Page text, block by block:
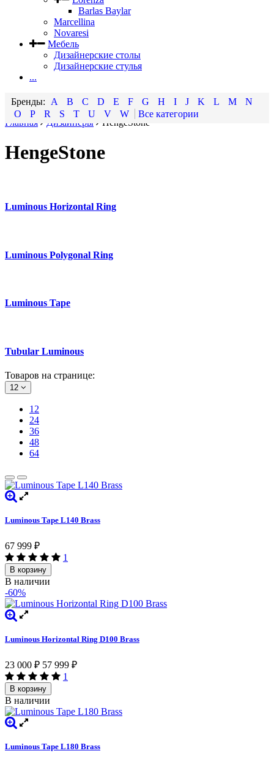
Barlas Baylar
Marcellina
Novaresi
Мебель
Дизайнерские столы
Дизайнерские стулья
...
A B C D E F G H I J K L M
N
O
P R S T U V W
Все категории
Главная
Дизайнеры HengeStone
HengeStone
Luminous Horizontal Ring
Luminous Polygonal Ring
Luminous Tape
Tubular Luminous
Товаров на странице:
12
12
24
36
48
64
Luminous Tape L140 Brass
67 999 ₽
1
В корзину
В наличии
-60%
Luminous Horizontal Ring D100 Brass
23 000 ₽ 57 999 ₽
1
В корзину
В наличии
Luminous Tape L180 Brass